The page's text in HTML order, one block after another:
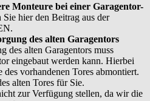
Monteure bei einer Garagentor-
Sie hier den Beitrag aus der
des alten Garagentors
des alten Garagentors muss
eingebaut werden kann. Hierbei
vorhandenen Tores abmontiert.
alten Tores für Sie.
zur Verfügung stellen, da wir die